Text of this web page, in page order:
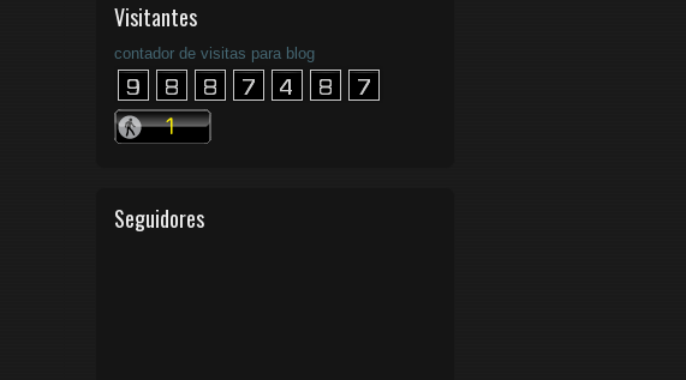
Visitantes
contador de visitas para blog
Seguidores